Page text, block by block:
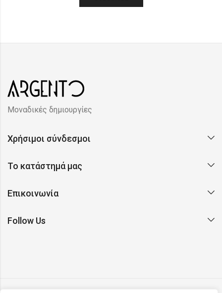
Μοναδικές δημιουργίες
Χρήσιμοι σύνδεσμοι
Το κατάστημά μας
Επικοινωνία
Follow Us